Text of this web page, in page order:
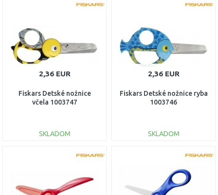
DO KOŠÍKA DO KOŠÍKA
2,36 EUR
Fiskars Detské nožnice
včela 1003747
SKLADOM
DO KOŠÍKA
2,36 EUR
Fiskars Detské nožnice ryba
1003746
SKLADOM
DO KOŠÍKA
Porovnať